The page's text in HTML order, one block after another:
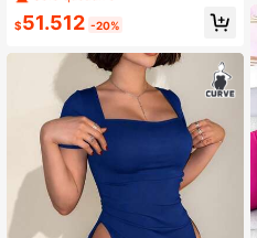
mujer de talla grande, adecuados p
ara playa, resort, vacaciones de pri
$51.512 -20%